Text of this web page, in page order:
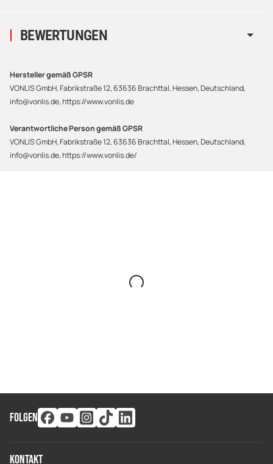
BEWERTUNGEN
Hersteller gemäß GPSR
VONLIS GmbH, Fabrikstraße 12, 63636 Brachttal, Hessen, Deutschland,
info@vonlis.de, https://www.vonlis.de
Verantwortliche Person gemäß GPSR
VONLIS GmbH, Fabrikstraße 12, 63636 Brachttal, Hessen, Deutschland,
info@vonlis.de, https://www.vonlis.de/
FOLGEN
Kontakt